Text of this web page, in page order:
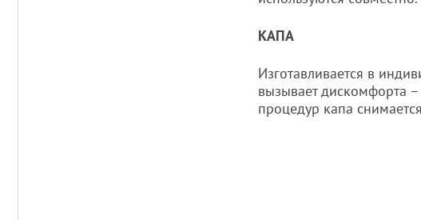
КАПА
Изготавливается в
вызывает дискомфорта
процедур капа